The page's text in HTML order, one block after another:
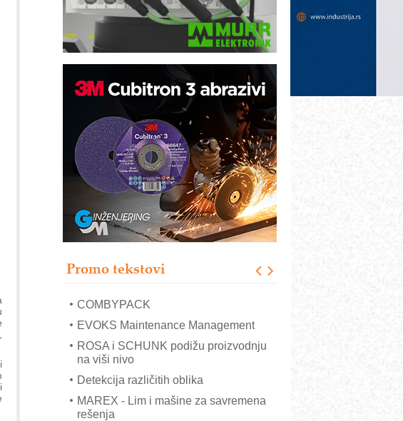
Promo tekstovi
Bezbednost na prvom mestu!
IB BLUMENAUER - više od 40 godina
poverenja u industriji
RMQ-TITAN ADVANCED INDICATOR
– Pametna signalizacija za efikasnije
upravljanje mašinama
Sigurnije ispitivanje transformatora u
solarnim elektranama i vetroparkovima
Pranje točkova na gradilištu- standard
modernog i odgovornog građenja
mrežnog pretvarača sa tečnim
COMBYPACK
EVOKS Maintenance Management
ROSA i SCHUNK podižu proizvodnju
na viši nivo
Detekcija različitih oblika
MAREX - Lim i mašine za savremena
rešenja